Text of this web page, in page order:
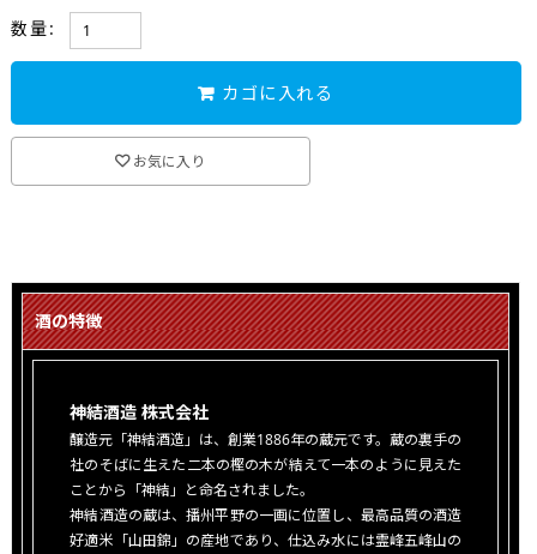
数量:
カゴに入れる
お気に入り
酒の特徴
神結酒造 株式会社
醸造元「神結酒造」は、創業1886年の蔵元です。蔵の裏手の
社のそばに生えた二本の樫の木が結えて一本のように見えた
ことから「神結」と命名されました。
神結酒造の蔵は、播州平野の一画に位置し、最高品質の酒造
好適米「山田錦」の産地であり、仕込み水には霊峰五峰山の